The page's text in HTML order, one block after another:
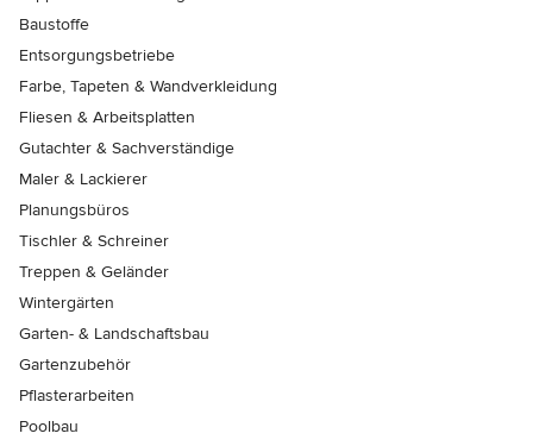
Baustoffe
Entsorgungsbetriebe
Farbe, Tapeten & Wandverkleidung
Fliesen & Arbeitsplatten
Gutachter & Sachverständige
Maler & Lackierer
Planungsbüros
Tischler & Schreiner
Treppen & Geländer
Wintergärten
Garten- & Landschaftsbau
Gartenzubehör
Pflasterarbeiten
Poolbau